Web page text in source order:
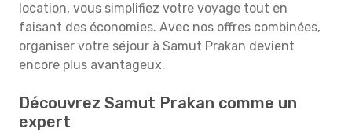
location, vous simplifiez votre voyage tout en
faisant des économies. Avec nos offres combinées,
organiser votre séjour à Samut Prakan devient
encore plus avantageux.
Découvrez Samut Prakan comme un
expert